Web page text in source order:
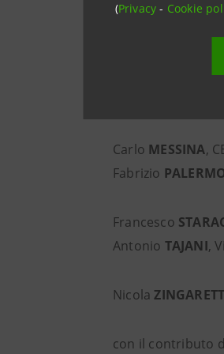
(Privacy- Cookie
Massimo
Carlo MESSINA,
Fabrizio
Francesco
Antonio TAJANI,
Nicola
con il contributo